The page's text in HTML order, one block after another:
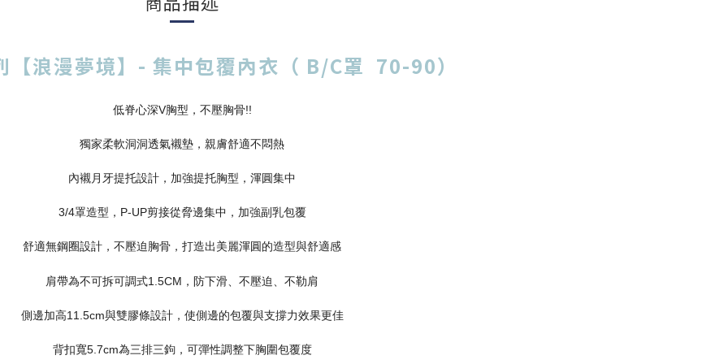
【浪漫夢境】- 集中包覆內衣（ B/C罩 70-90）
低脊心深V胸型，不壓胸骨!!
獨家柔軟洞洞透氣襯墊，親膚舒適不悶熱
內襯月牙提托設計，加強提托胸型，渾圓集中
3/4罩造型，P-UP剪接從脅邊集中，加強副乳包覆
舒適無鋼圈設計，不壓迫胸骨，打造出美麗渾圓的造型與舒適感
肩帶為不可拆可調式1.5CM，防下滑、不壓迫、不勒肩
側邊加高11.5cm與雙膠條設計，使側邊的包覆與支撐力效果更佳
背扣寬5.7cm為三排三鉤，可彈性調整下胸圍包覆度